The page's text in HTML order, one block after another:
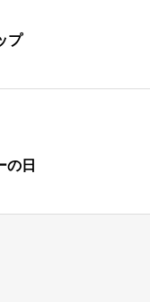
プ
の日